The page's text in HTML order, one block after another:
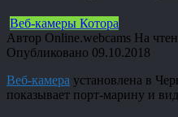
Веб-камеры Котора
Автор Online.webcams На
Опубликовано 09.10.2018
Веб-камера установлена в
показывает порт-марину и